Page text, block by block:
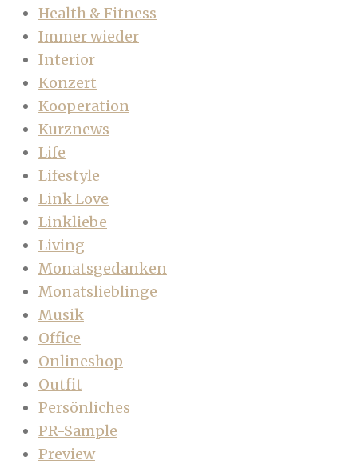
Health & Fitness
Immer wieder
Interior
Konzert
Kooperation
Kurznews
Life
Lifestyle
Link Love
Linkliebe
Living
Monatsgedanken
Monatslieblinge
Musik
Office
Onlineshop
Outfit
Persönliches
PR-Sample
Preview